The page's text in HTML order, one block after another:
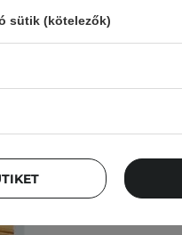
sütik (kötelezők)